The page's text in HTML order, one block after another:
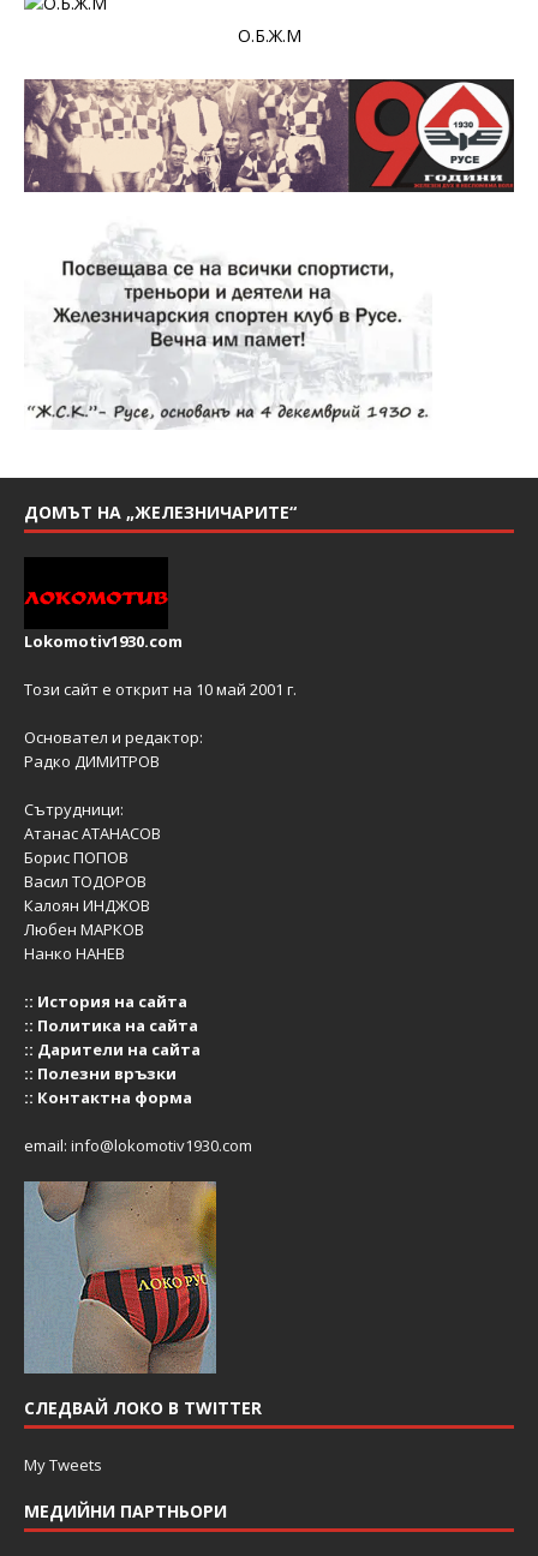
О.Б.Ж.М
ДОМЪТ НА „ЖЕЛЕЗНИЧАРИТЕ“
Lokomotiv1930.com
Този сайт е открит на 10 май 2001 г.
Основател и редактор:
Радко ДИМИТРОВ
Сътрудници:
Атанас АТАНАСОВ
Борис ПОПОВ
Васил ТОДОРОВ
Калоян ИНДЖОВ
Любен МАРКОВ
Нанко НАНЕВ
:: История на сайта
:: Политика на сайта
:: Дарители на сайта
:: Полезни връзки
:: Контактна форма
email: info@lokomotiv1930.com
СЛЕДВАЙ ЛОКО В TWITTER
My Tweets
МЕДИЙНИ ПАРТНЬОРИ